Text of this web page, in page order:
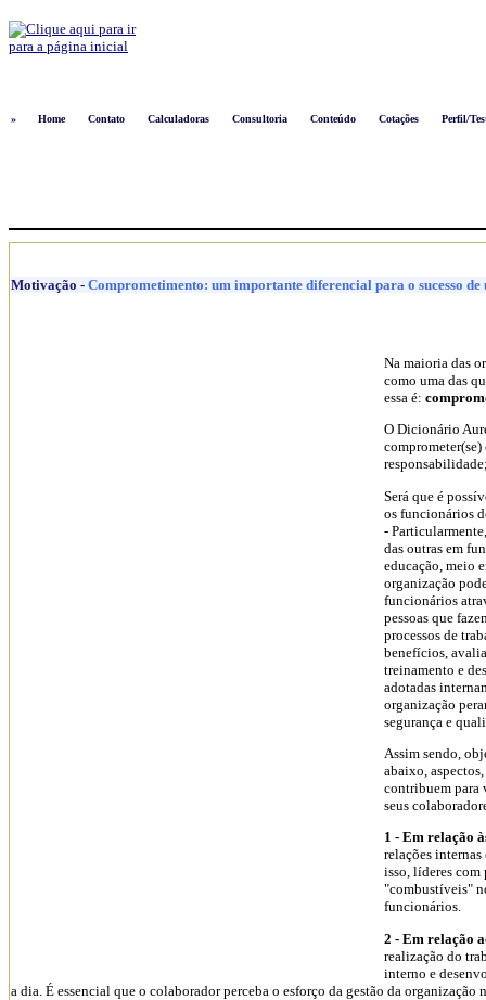
»
Home Contato Calculadoras Consultoria Conteúdo Cotações Perfil/
Motivação - Comprometimento: um importante diferencial para o sucesso de
Na maioria das
como uma das
essa é:
O Dicionário
Será que é
os funcionários
-
das outras em
educação, meio
organização
funcionários
pessoas que
processos de
benefícios,
treinamento e
adotadas
organização
segurança e
Assim sendo,
abaixo,
contribuem para
seus
1 - Em relação
relações
isso, líderes com
"combustíveis"
funcionários.
2 - Em relação
realização do
interno e
a dia. É essencial que o colaborador perceba o esforço da gestão da organização